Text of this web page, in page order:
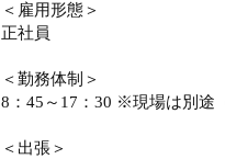
＜雇用形態＞
正社員
＜勤務体制＞
8：45～17：30 ※現場は別途
＜出張＞